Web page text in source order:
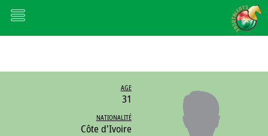
AGE
31
NATIONALITÉ
Côte d'Ivoire